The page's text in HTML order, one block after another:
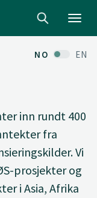
NO EN
inn rundt 400
fra
Vi
prosjekter og
i Asia, Afrika